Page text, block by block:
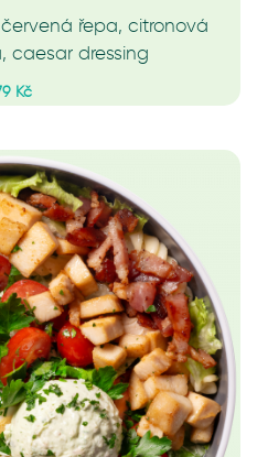
řepa, citronová
caesar dressing
Kč